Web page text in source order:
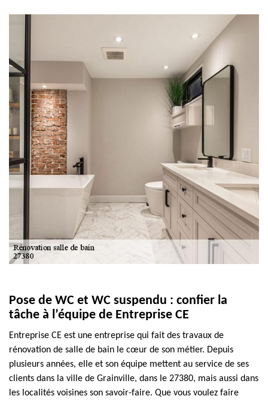
Pose de WC et WC suspendu : confier la
tâche à l’équipe de Entreprise CE
Entreprise CE est une entreprise qui fait des travaux de
rénovation de salle de bain le cœur de son métier. Depuis
plusieurs années, elle et son équipe mettent au service de ses
clients dans la ville de Grainville, dans le 27380, mais aussi dans
les localités voisines son savoir-faire. Que vous voulez faire